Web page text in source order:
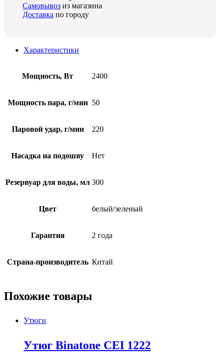
Самовывоз из магазина
Доставка по городу
Характеристики
Мощность, Вт 2400
Мощность пара, г/мин 50
Паровой удар, г/мин 220
Насадка на подошву Нет
Резервуар для воды, мл 300
Цвет белый/зеленый
Гарантия 2 года
Страна-производитель Китай
Похожие товары
Утюги
Утюг Binatone CEI 1222